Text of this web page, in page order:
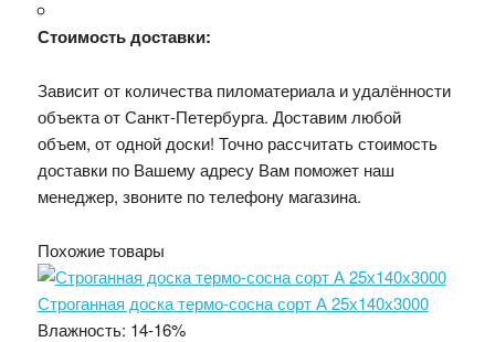
Стоимость доставки:
Зависит от количества пиломатериала и удалённости
объекта от Санкт-Петербурга. Доставим любой
объем, от одной доски! Точно рассчитать стоимость
доставки по Вашему адресу Вам поможет наш
менеджер, звоните по телефону магазина.
Похожие товары
Строганная доска термо-сосна сорт А 25х140х3000
Влажность: 14-16%